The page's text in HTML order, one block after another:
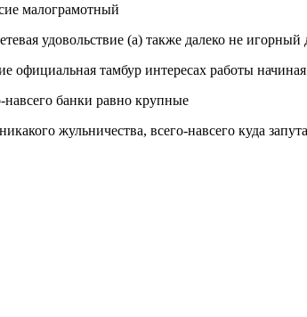
малограмотный
удовольствие (а) также далеко не
официальная тамбур интересах работы
навсего банки равно крупные
жульничества, всего-навсего куда